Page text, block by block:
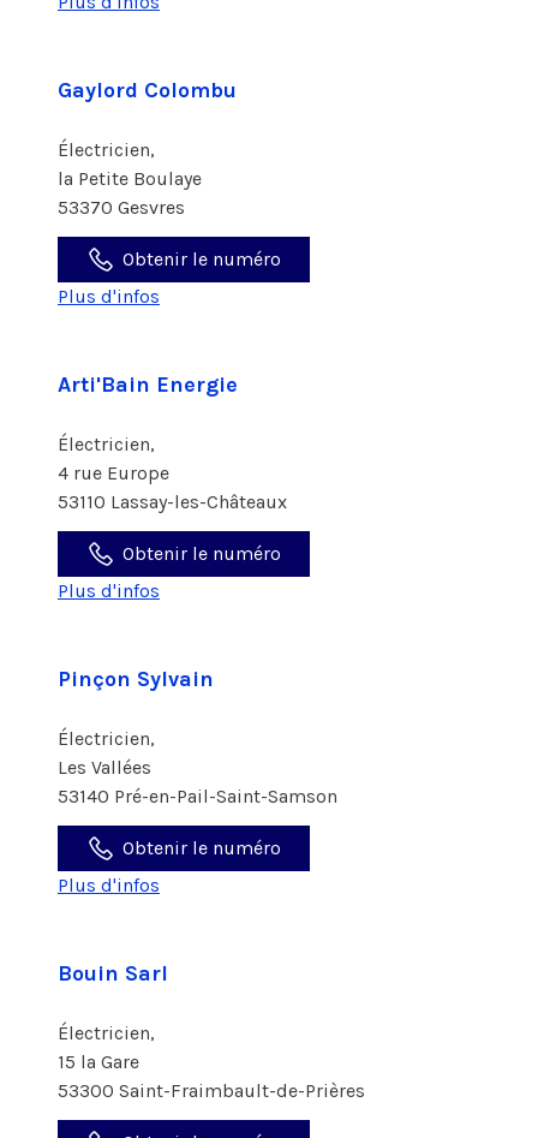
Gaylord Colombu
Électricien,
la Petite Boulaye
53370 Gesvres
Obtenir le numéro
Plus d'infos
Arti'Bain Energie
Électricien,
4 rue Europe
53110 Lassay-les-Châteaux
Obtenir le numéro
Plus d'infos
Pinçon Sylvain
Électricien,
Les Vallées
53140 Pré-en-Pail-Saint-Samson
Obtenir le numéro
Plus d'infos
Bouin Sarl
Électricien,
15 la Gare
53300 Saint-Fraimbault-de-Prières